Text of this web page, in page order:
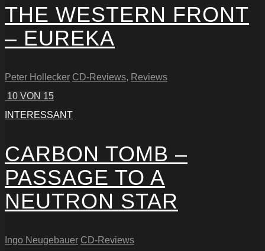
THE WESTERN FRONT
– EUREKA
Peter Hollecker CD-Reviews, Reviews
10 VON 15
INTERESSANT
CARBON TOMB –
PASSAGE TO A
NEUTRON STAR
Ingo Neugebauer CD-Reviews